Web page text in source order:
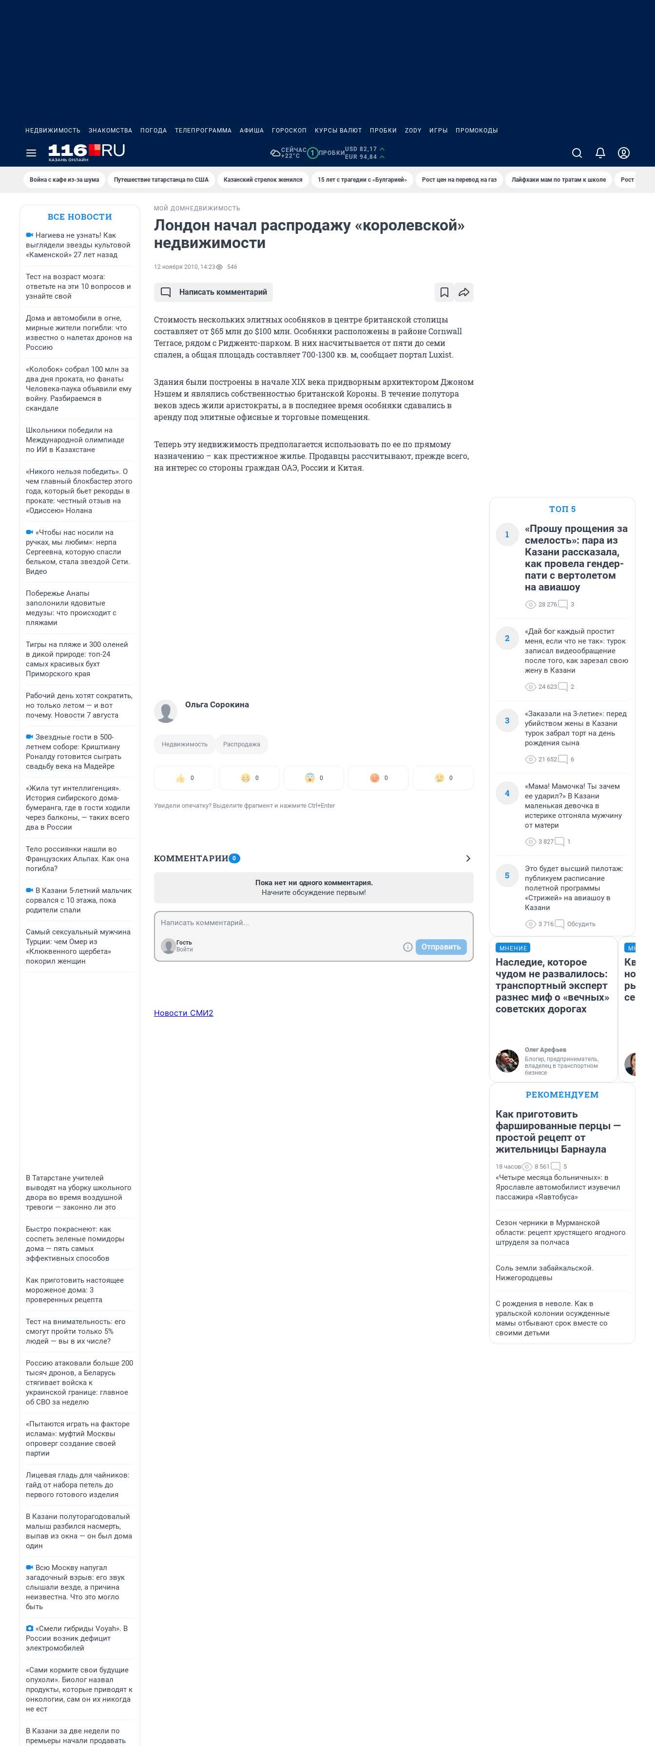
НЕДВИЖИМОСТЬ ЗНАКОМСТВА ПОГОДА ТЕЛЕПРОГРАММА АФИША ГОРОСКОП КУРСЫ ВАЛЮТ ПРОБКИ ZODY ИГРЫ ПРОМОКОДЫ
СЕЙЧАС
+22°C
1 ПРОБКИ
USD 82,17
EUR 94,84
Война с кафе из-за шума Путешествие татарстанца по США Казанский стрелок женился 15 лет с трагедии с «Булгарией» Рост цен на перевод на газ Лайфхаки мам по тратам к школе Рост цен на
ВСЕ НОВОСТИ
Нагиева не узнать! Как
выглядели звезды культовой
«Каменской» 27 лет назад
Тест на возраст мозга:
ответьте на эти 10 вопросов и
узнайте свой
Дома и автомобили в огне,
мирные жители погибли: что
известно о налетах дронов на
Россию
«Колобок» собрал 100 млн за
два дня проката, но фанаты
Человека-паука объявили ему
войну. Разбираемся в
скандале
Школьники победили на
Международной олимпиаде
по ИИ в Казахстане
«Никого нельзя победить». О
чем главный блокбастер этого
года, который бьет рекорды в
прокате: честный отзыв на
«Одиссею» Нолана
«Чтобы нас носили на
ручках, мы любим»: нерпа
Сергеевна, которую спасли
бельком, стала звездой Сети.
Видео
Побережье Анапы
заполонили ядовитые
медузы: что происходит с
пляжами
Тигры на пляже и 300 оленей
в дикой природе: топ-24
самых красивых бухт
Приморского края
Рабочий день хотят сократить,
но только летом — и вот
почему. Новости 7 августа
Звездные гости в 500-
летнем соборе: Криштиану
Роналду готовится сыграть
свадьбу века на Мадейре
«Жила тут интеллигенция».
История сибирского дома-
бумеранга, где в гости ходили
через балконы, — таких всего
два в России
Тело россиянки нашли во
Французских Альпах. Как она
погибла?
В Казани 5-летний мальчик
сорвался с 10 этажа, пока
родители спали
Самый сексуальный мужчина
Турции: чем Омер из
«Клюквенного щербета»
покорил женщин
В Татарстане учителей
выводят на уборку школьного
двора во время воздушной
тревоги — законно ли это
Быстро покраснеют: как
соспеть зеленые помидоры
дома — пять самых
эффективных способов
Как приготовить настоящее
мороженое дома: 3
проверенных рецепта
Тест на внимательность: его
смогут пройти только 5%
людей — вы в их числе?
Россию атаковали больше 200
тысяч дронов, а Беларусь
стягивает войска к
украинской границе: главное
об СВО за неделю
«Пытаются играть на факторе
ислама»: муфтий Москвы
опроверг создание своей
партии
Лицевая гладь для чайников:
гайд от набора петель до
первого готового изделия
В Казани полуторагодовалый
малыш разбился насмерть,
выпав из окна — он был дома
один
Всю Москву напугал
загадочный взрыв: его звук
слышали везде, а причина
неизвестна. Что это могло
быть
«Смели гибриды Voyah». В
России возник дефицит
электромобилей
«Сами кормите свои будущие
опухоли». Биолог назвал
продукты, которые приводят к
онкологии, сам он их никогда
не ест
В Казани за две недели по
премьеры начали продавать
МОЙ ДОМ НЕДВИЖИМОСТЬ
Лондон начал распродажу «королевской»
недвижимости
12 ноября 2010, 14:23 546
Написать комментарий
Стоимость нескольких элитных особняков в центре британской столицы
составляет от $65 млн до $100 млн. Особняки расположены в районе Cornwall
Terrace, рядом с Риджентс-парком. В них насчитывается от пяти до семи
спален, а общая площадь составляет 700-1300 кв. м, сообщает портал Luxist.
Здания были построены в начале XIX века придворным архитектором Джоном
Нэшем и являлись собственностью британской Короны. В течение полутора
веков здесь жили аристократы, а в последнее время особняки сдавались в
аренду под элитные офисные и торговые помещения.
Теперь эту недвижимость предполагается использовать по ее по прямому
назначению – как престижное жилье. Продавцы рассчитывают, прежде всего,
на интерес со стороны граждан ОАЭ, России и Китая.
Ольга Сорокина
Недвижимость Распродажа
0 0 0 0 0
Увидели опечатку? Выделите фрагмент и нажмите Ctrl+Enter
КОММЕНТАРИИ 0
Пока нет ни одного комментария.
Начните обсуждение первым!
Гость
Войти
Отправить
Новости СМИ2
ТОП 5
1
«Прошу прощения за
смелость»: пара из
Казани рассказала,
как провела гендер-
пати с вертолетом
на авиашоу
28 276 3
2
«Дай бог каждый простит
меня, если что не так»: турок
записал видеообращение
после того, как зарезал свою
жену в Казани
24 623 2
3
«Заказали на 3-летие»: перед
убийством жены в Казани
турок забрал торт на день
рождения сына
21 652 6
4
«Мама! Мамочка! Ты зачем
ее ударил?» В Казани
маленькая девочка в
истерике отгоняла мужчину
от матери
3 827 1
5
Это будет высший пилотаж:
публикуем расписание
полетной программы
«Стрижей» на авиашоу в
Казани
3 716 Обсудить
МНЕНИЕ
Наследие, которое
чудом не развалилось:
транспортный эксперт
разнес миф о «вечных»
советских дорогах
Олег Арефьев
Блогер, предприниматель,
владелец в транспортном
бизнесе
но
РЕКОМЕНДУЕМ
Как приготовить
фаршированные перцы —
простой рецепт от
жительницы Барнаула
18 часов 8 561 5
«Четыре месяца больничных»: в
Ярославле автомобилист изувечил
пассажира «Яавтобуса»
Сезон черники в Мурманской
области: рецепт хрустящего ягодного
штруделя за полчаса
Соль земли забайкальской.
Нижегородцевы
С рождения в неволе. Как в
уральской колонии осужденные
мамы отбывают срок вместе со
своими детьми